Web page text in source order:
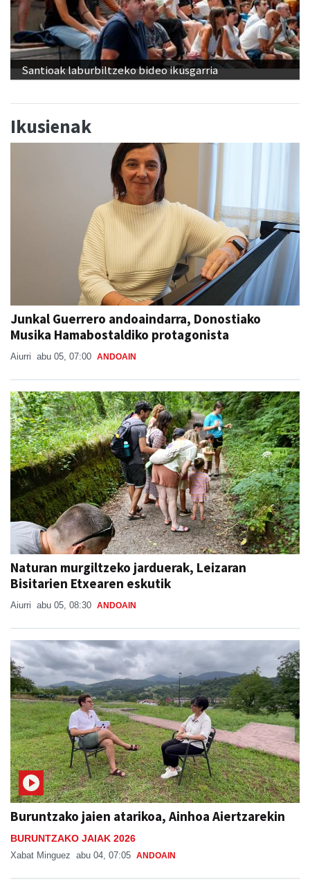
Santioak laburbiltzeko bideo ikusgarria
Ikusienak
Junkal Guerrero andoaindarra, Donostiako
Musika Hamabostaldiko protagonista
Aiurri abu 05, 07:00 ANDOAIN
Naturan murgiltzeko jarduerak, Leizaran
Bisitarien Etxearen eskutik
Aiurri abu 05, 08:30 ANDOAIN
Buruntzako jaien atarikoa, Ainhoa Aiertzarekin
BURUNTZAKO JAIAK 2026
Xabat Minguez abu 04, 07:05 ANDOAIN